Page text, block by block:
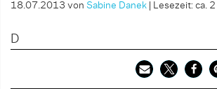
18.07.2013 von Sabine Danek Lesezeit: ca.
D